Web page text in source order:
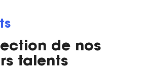
de nos
talents